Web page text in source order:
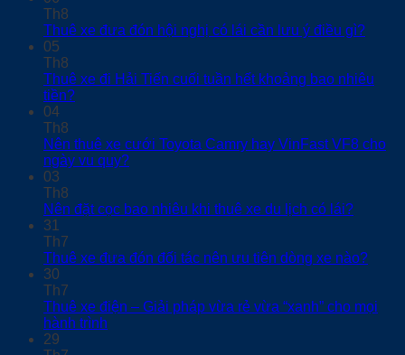
Th8
Thuê xe đưa đón hội nghị có lái cần lưu ý điều gì?
05
Th8
Thuê xe đi Hải Tiến cuối tuần hết khoảng bao nhiêu
tiền?
04
Th8
Nên thuê xe cưới Toyota Camry hay VinFast VF8 cho
ngày vu quy?
03
Th8
Nên đặt cọc bao nhiêu khi thuê xe du lịch có lái?
31
Th7
Thuê xe đưa đón đối tác nên ưu tiên dòng xe nào?
30
Th7
Thuê xe điện – Giải pháp vừa rẻ vừa “xanh” cho mọi
hành trình
29